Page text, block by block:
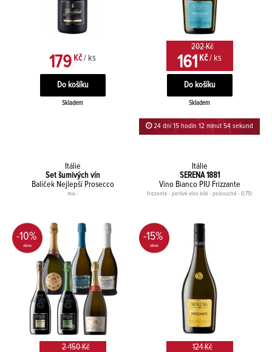
179 Kč / ks
Skladem
202 Kč
161 Kč / ks
Skladem
24 dní 15 hodin 12 minut 54 sekund
Itálie
Set šumivých vín
Balíček Nejlepší Prosecco
mix -
-10%
2 450 Kč
Itálie
SERENA 1881
Vino Bianco PIU Frizzante
frizzante - perlivé víno bílé - polosuché - 0,75l
-15%
124 Kč